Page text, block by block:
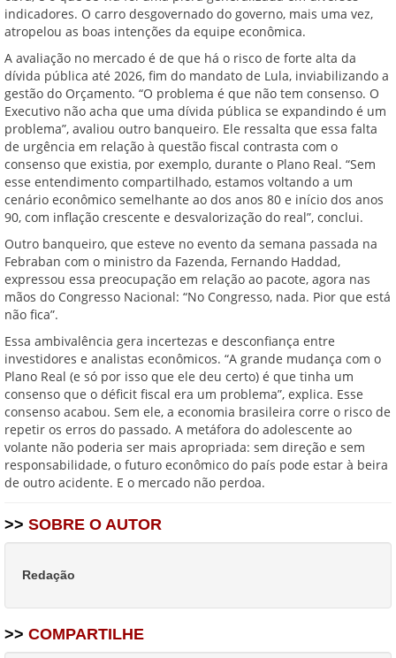
indicadores. O carro desgovernado do governo, mais uma vez,
atropelou as boas intenções da equipe econômica.
A avaliação no mercado é de que há o risco de forte alta da
dívida pública até 2026, fim do mandato de Lula, inviabilizando a
gestão do Orçamento. “O problema é que não tem consenso. O
Executivo não acha que uma dívida pública se expandindo é um
problema”, avaliou outro banqueiro. Ele ressalta que essa falta
de urgência em relação à questão fiscal contrasta com o
consenso que existia, por exemplo, durante o Plano Real. “Sem
esse entendimento compartilhado, estamos voltando a um
cenário econômico semelhante ao dos anos 80 e início dos anos
90, com inflação crescente e desvalorização do real”, conclui.
Outro banqueiro, que esteve no evento da semana passada na
Febraban com o ministro da Fazenda, Fernando Haddad,
expressou essa preocupação em relação ao pacote, agora nas
mãos do Congresso Nacional: “No Congresso, nada. Pior que está
não fica”.
Essa ambivalência gera incertezas e desconfiança entre
investidores e analistas econômicos. “A grande mudança com o
Plano Real (e só por isso que ele deu certo) é que tinha um
consenso que o déficit fiscal era um problema”, explica. Esse
consenso acabou. Sem ele, a economia brasileira corre o risco de
repetir os erros do passado. A metáfora do adolescente ao
volante não poderia ser mais apropriada: sem direção e sem
responsabilidade, o futuro econômico do país pode estar à beira
de outro acidente. E o mercado não perdoa.
>> SOBRE O AUTOR
Redação
>> COMPARTILHE